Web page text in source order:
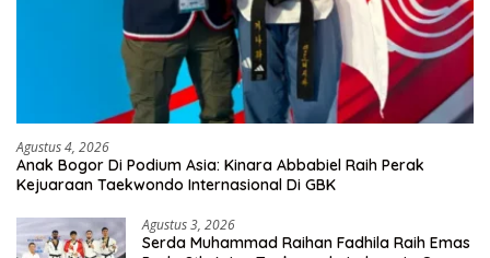
Agustus 4, 2026
Anak Bogor Di Podium Asia: Kinara Abbabiel Raih Perak
Kejuaraan Taekwondo Internasional Di GBK
Agustus 3, 2026
Serda Muhammad Raihan Fadhila Raih Emas